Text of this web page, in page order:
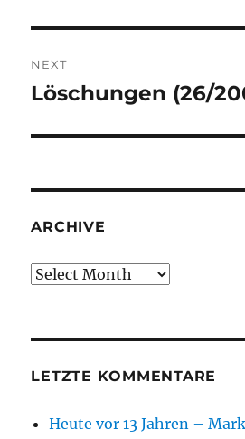
NEXT
Next
Löschungen (26/
ARCHIVE
Archive
LETZTE KOMMENTARE
Heute vor 13 Jahren –